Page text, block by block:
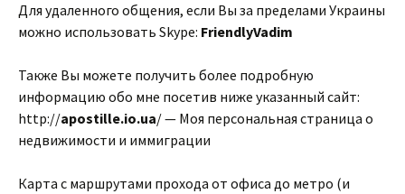
Для удаленного общения, если Вы за пределами Украины
можно использовать Skype: FriendlyVadim
Также Вы можете получить более подробную
информацию обо мне посетив ниже указанный сайт:
http://apostille.io.ua/ — Моя персональная страница о
недвижимости и иммиграции
Карта с маршрутами прохода от офиса до метро (и